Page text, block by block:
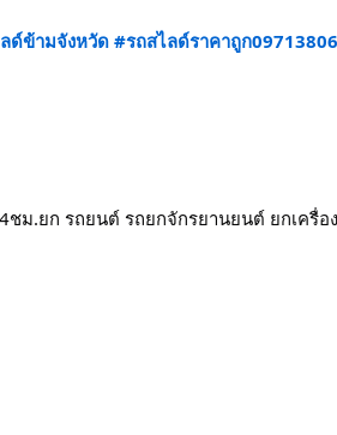
ด์ข้ามจังหวัด #รถสไลด์ราคาถูก
ม.ยก รถยนต์ รถยกจักรยานยนต์ ยกเครื่